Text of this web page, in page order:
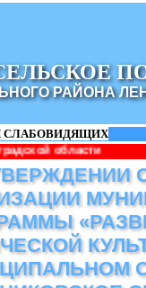
РАЙОНА
СЛАБОВИДЯЩИХ